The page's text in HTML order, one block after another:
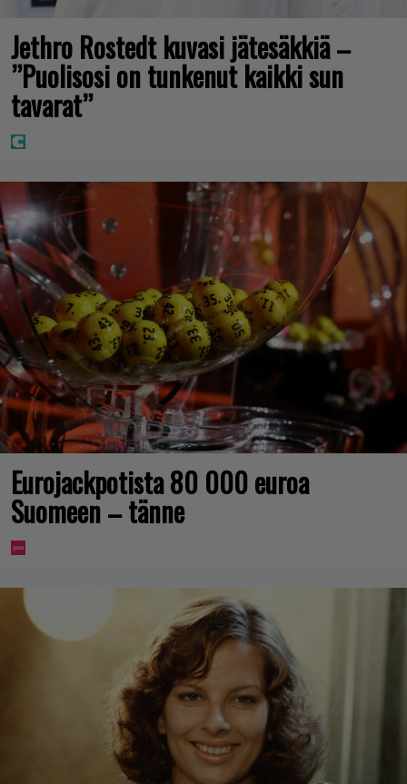
Jethro Rostedt kuvasi jätesäkkiä –
”Puolisosi on tunkenut kaikki sun
tavarat”
Eurojackpotista 80 000 euroa
Suomeen – tänne